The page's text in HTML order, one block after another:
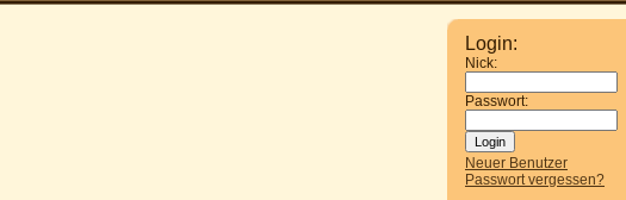
Login:
Nick:
Passwort:
Neuer Benutzer
Passwort vergessen?